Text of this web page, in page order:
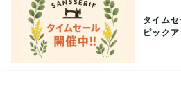
この度、当店ではエコ活動推進のた
ーレスをおこなっております。環境
つきましては発行していかない様日
タイム
ピック